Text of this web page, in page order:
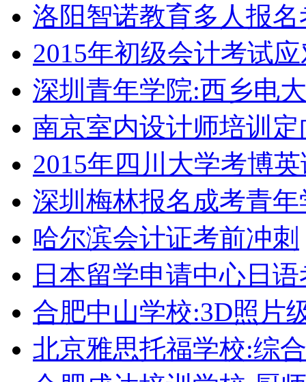
洛阳智诺教育多人报
2015年初级会计考试
深圳青年学院:西乡电
南京室内设计师培训定
2015年四川大学考博
深圳梅林报名成考青年
哈尔滨会计证考前冲刺
日本留学申请中心日
合肥中山学校:3D照片
北京雅思托福学校:综